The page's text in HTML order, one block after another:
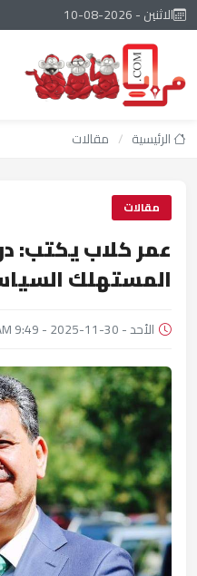
الاثنين - 2026-08-10
الرئيسية / مقالات
مقالات
عمر كلاب يكتب:
المستهلك
الأحد - 30-11-2025 - 9:49 AM